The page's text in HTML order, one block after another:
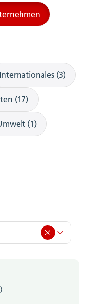
Internationales (3)
(17)
(1)